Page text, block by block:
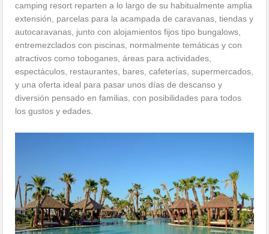
camping resort reparten a lo largo de su habitualmente amplia
extensión, parcelas para la acampada de caravanas, tiendas y
autocaravanas, junto con alojamientos fijos tipo bungalows,
entremezclados con piscinas, normalmente temáticas y con
atractivos como toboganes, áreas para actividades,
espectáculos, restaurantes, bares, cafeterías, supermercados,
y una oferta ideal para pasar unos días de descanso y
diversión pensado en familias, con posibilidades para todos
los gustos y edades.